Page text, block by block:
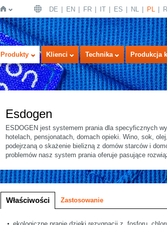
Strona
główna
DE EN FR IT ES NL PL
Produkty Klienci Technika Produkcja
Esdogen
ESDOGEN jest systemem prania dla specyficznych
hotelach, pensjonatach, domach opieki. Wino, sok,
podejrzaną o skażenie bielizną z domów starców i
problemów nasz system prania oferuje pasujące
Właściwości Zastosowanie